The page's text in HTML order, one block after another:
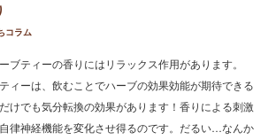
コラム
ブティーの香りにはリラックス作用があります。
ィーは、飲むことでハーブの効果効能が期待できる
けでも気分転換の効果があります！香りによる刺激
律神経機能を変化させ得るのです。だるい…なんか